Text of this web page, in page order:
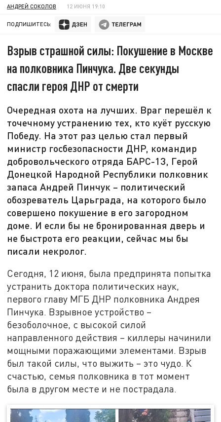
АНДРЕЙ СОКОЛОВ 12 ИЮНЯ 19:10
ПОДПИШИТЕСЬ:
Взрыв страшной силы: Покушение в Москве
на полковника Пинчука. Две секунды
спасли героя ДНР от смерти
Очередная охота на лучших. Враг перешёл к
точечному устранению тех, кто куёт русскую
Победу. На этот раз целью стал первый
министр госбезопасности ДНР, командир
добровольческого отряда БАРС-13, Герой
Донецкой Народной Республики полковник
запаса Андрей Пинчук – политический
обозреватель Царьграда, на которого было
совершено покушение в его загородном
доме. И если бы не бронированная дверь и
не быстрота его реакции, сейчас мы бы
писали некролог.
Сегодня, 12 июня, была предпринята попытка
устранить доктора политических наук,
первого главу МГБ ДНР полковника Андрея
Пинчука. Взрывное устройство –
безоболочное, с высокой силой
направленного действия – киллеры начинили
мощными поражающими элементами. Взрыв
был такой силы, что выжить – это чудо. К
счастью, семья полковника в тот момент
была в другом месте и не пострадала.